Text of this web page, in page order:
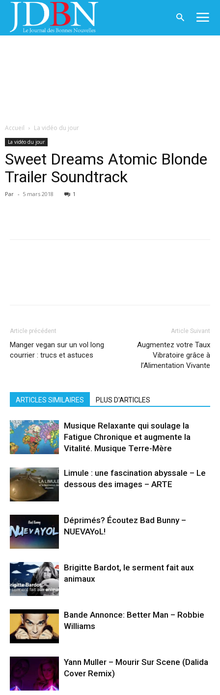
Accueil La vidéo du jour
La vidéo du jour
Sweet Dreams Atomic Blonde
Trailer Soundtrack
Par - 5 mars 2018 1
Article précédent
Manger vegan sur un vol long
courrier : trucs et astuces
Article Suivant
Augmentez votre Taux
Vibratoire grâce à
l’Alimentation Vivante
ARTICLES SIMILAIRES PLUS D'ARTICLES
Musique Relaxante qui soulage la
Fatigue Chronique et augmente la
Vitalité. Musique Terre-Mère
Limule : une fascination abyssale – Le
dessous des images – ARTE
Déprimés? Écoutez Bad Bunny –
NUEVAYoL!
Brigitte Bardot, le serment fait aux
animaux
Bande Annonce: Better Man – Robbie
Williams
Yann Muller – Mourir Sur Scene (Dalida
Cover Remix)